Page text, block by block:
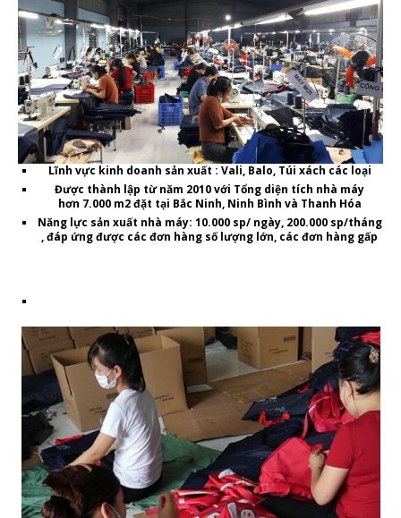
Lĩnh vực kinh doanh sản xuất : Vali, Balo, Túi xách các loại
Được thành lập từ năm 2010với Tổng diện tích nhà máy
hơn 7.000 m2đặt tại Bắc Ninh, Ninh Bình và Thanh Hóa
Năng lực sản xuất nhà máy: 10.000 sp/ ngày, 200.000 sp/tháng
, đáp ứng được các đơn hàng số lượng lớn, các đơn hàng gấp